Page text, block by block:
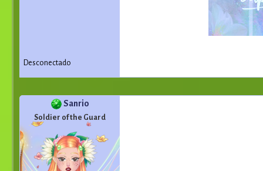
Desconectado
Sanrio
Soldier of the Guard